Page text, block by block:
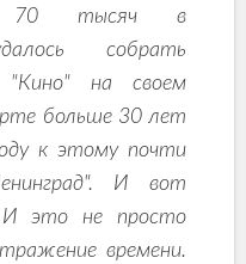
70 тысяч в
собрать
"Кино" на своем
больше 30 лет
к этому почти
И вот
И это не просто
времени.